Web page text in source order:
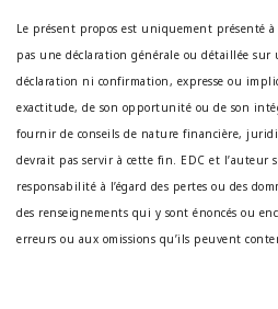
Le présent propos est uniquement présenté
pas une déclaration générale ou détaillée
déclaration ni confirmation, expresse ou
exactitude, de son opportunité ou de son
fournir de conseils de nature financière,
devrait pas servir à cette fin. EDC et l’auteur
responsabilité à l’égard des pertes ou des
des renseignements qui y sont énoncés ou
erreurs ou aux omissions qu’ils peuvent